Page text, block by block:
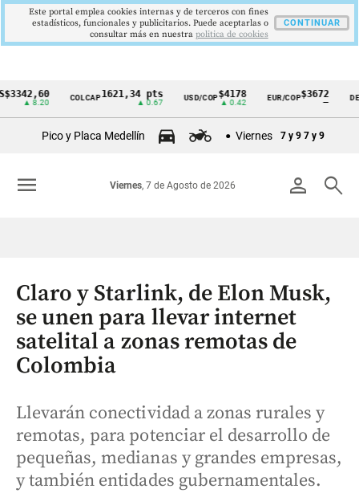
Cintillo
Colombia
COLCAP1621,34 pts USD/COP$4178
▲ 0.42
EUR/COP$3672
—
Pico y Placa Medellín Viernes 7 y 9 7 y 9
person search
Viernes, 7 de Agosto de 2026
menu
Claro y Starlink, de Elon Musk,
se unen para llevar internet
satelital a zonas remotas de
Colombia
Llevarán conectividad a zonas rurales y
remotas, para potenciar el desarrollo de
pequeñas, medianas y grandes empresas,
y también entidades gubernamentales.
Este portal emplea cookies internas y de terceros con fines
estadísticos, funcionales y publicitarios. Puede aceptarlas o
consultar más en nuestra politica de cookies
CONTINUAR